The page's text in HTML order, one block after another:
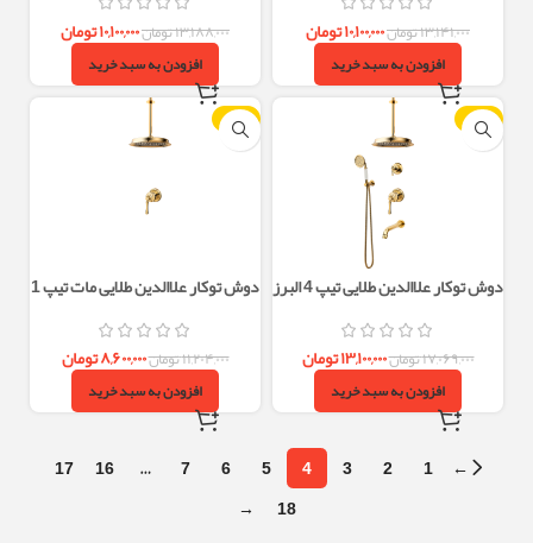
۱۳,۱۴۱,۰۰۰تومان۱۰,۱۰۰,۰۰۰تومان
افزودن به سبد خرید
۱۳,۱۸۸,۰۰۰تومان۱۰,۱۰۰,۰۰۰تومان
افزودن به سبد خرید
-23%
دوش توکار علاالدین طلایی تیپ 4 البرز
روز
۱۷,۰۶۹,۰۰۰تومان۱۳,۱۰۰,۰۰۰تومان
افزودن به سبد خرید
-23%
دوش توکار علاالدین طلایی مات تیپ 1
البرز روز
۱۱,۲۰۴,۰۰۰تومان۸,۶۰۰,۰۰۰تومان
افزودن به سبد خرید
←
1
2
3
4
5
6
7
…
16
17
18
→